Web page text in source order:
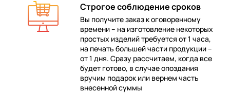
Строгое соблюдение сроков
Вы получите заказ к оговоренному
времени – на изготовление некоторых
простых изделий требуется от 1 часа,
на печать большей части продукции –
от 1 дня. Сразу рассчитаем, когда все
будет готово, в случае опоздания
вручим подарок или вернем часть
внесенной суммы